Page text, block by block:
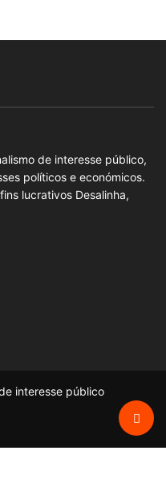
de interesse público,
políticos e económicos.
lucrativos Desalinha,
interesse público